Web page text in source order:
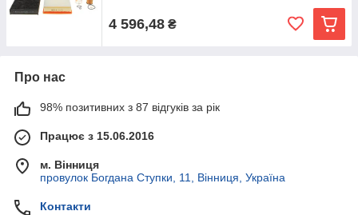
4 596,48 ₴
Про нас
98% позитивних з 87 відгуків за рік
Працює з 15.06.2016
м. Вінниця
провулок Богдана Ступки, 11, Вінниця, Україна
Контакти